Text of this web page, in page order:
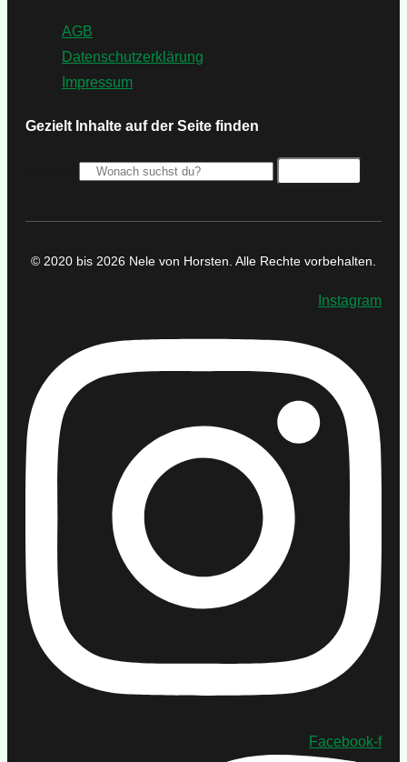
AGB
Datenschutzerklärung
Impressum
Gezielt Inhalte auf der Seite finden
© 2020 bis 2026 Nele von Horsten. Alle Rechte vorbehalten.
Instagram
Facebook-f